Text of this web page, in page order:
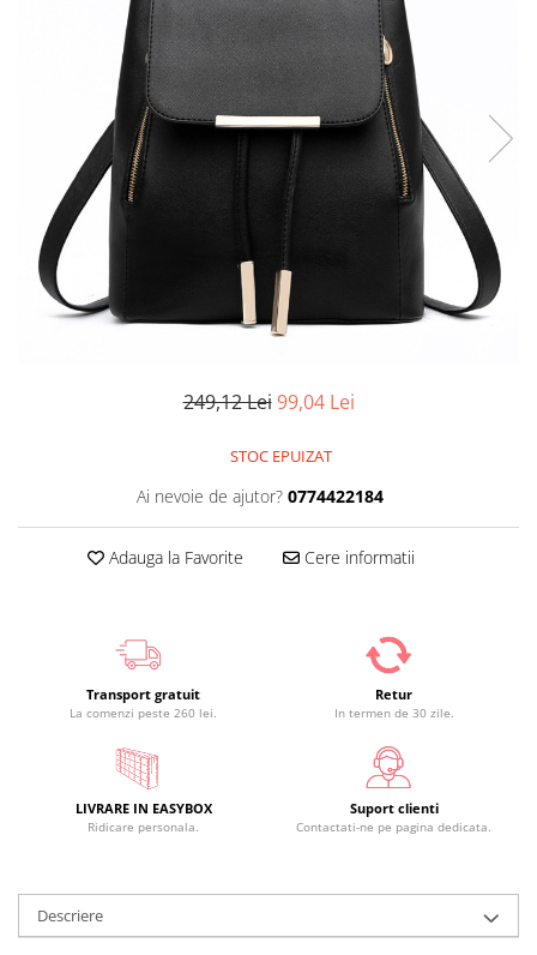
249,12 Lei 99,04 Lei
STOC EPUIZAT
Ai nevoie de ajutor? 0774422184
Adauga la Favorite Cere informatii
Transport gratuit
La comenzi peste 260 lei.
Retur
In termen de 30 zile.
LIVRARE IN EASYBOX
Ridicare personala.
Suport clienti
Contactati-ne pe pagina dedicata.
Descriere